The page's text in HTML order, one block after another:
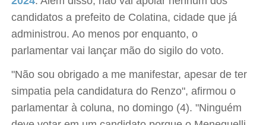
candidatos a prefeito de Colatina, cidade que já
administrou. Ao menos por enquanto, o
parlamentar vai lançar mão do sigilo do voto.
"Não sou obrigado a me manifestar, apesar de ter
simpatia pela candidatura do Renzo", afirmou o
parlamentar à coluna, no domingo (4). "Ninguém